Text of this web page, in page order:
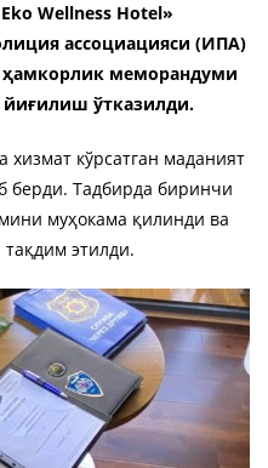
Wellness Hotel»
ассоциацияси (ИПА)
меморандуми
ўтказилди.
кўрсатган маданият
Тадбирда биринчи
муҳокама қилинди ва
этилди.